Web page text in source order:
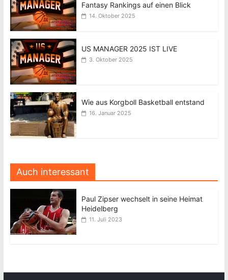
Fantasy Rankings auf einen Blick
14. Oktober 2025
US MANAGER 2025 IST LIVE
3. Oktober 2025
Wie aus Korgboll Basketball entstand
16. Januar 2025
Auch interessant
Paul Zipser wechselt in seine Heimat
Heidelberg
11. Juli 2023